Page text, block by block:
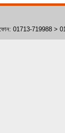
সেলফোন: 01713-